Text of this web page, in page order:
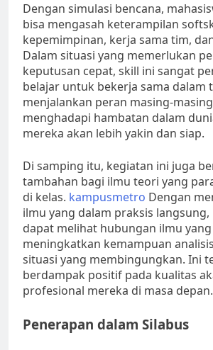
Dengan simulasi bencana,
bisa mengasah keterampilan
kepemimpinan, kerja sama tim,
Dalam situasi yang memerlukan
keputusan cepat, skill ini sangat
belajar untuk bekerja sama dalam
menjalankan peran masing-
menghadapi hambatan dalam
mereka akan lebih yakin dan siap.
Di samping itu, kegiatan ini juga
tambahan bagi ilmu teori yang
di kelas. kampusmetro Dengan
ilmu yang dalam praksis langsung,
dapat melihat hubungan ilmu
meningkatkan kemampuan
situasi yang membingungkan. Ini
berdampak positif pada kualitas
profesional mereka di masa depan.
Penerapan dalam Silabus